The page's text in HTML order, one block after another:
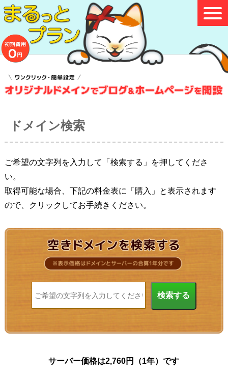
ドメイン検索
ご希望の文字列を入力して「検索する」を押してくださ
い。
取得可能な場合、下記の料金表に「購入」と表示されます
ので、クリックしてお手続きください。
サーバー価格は2,760円（1年）です